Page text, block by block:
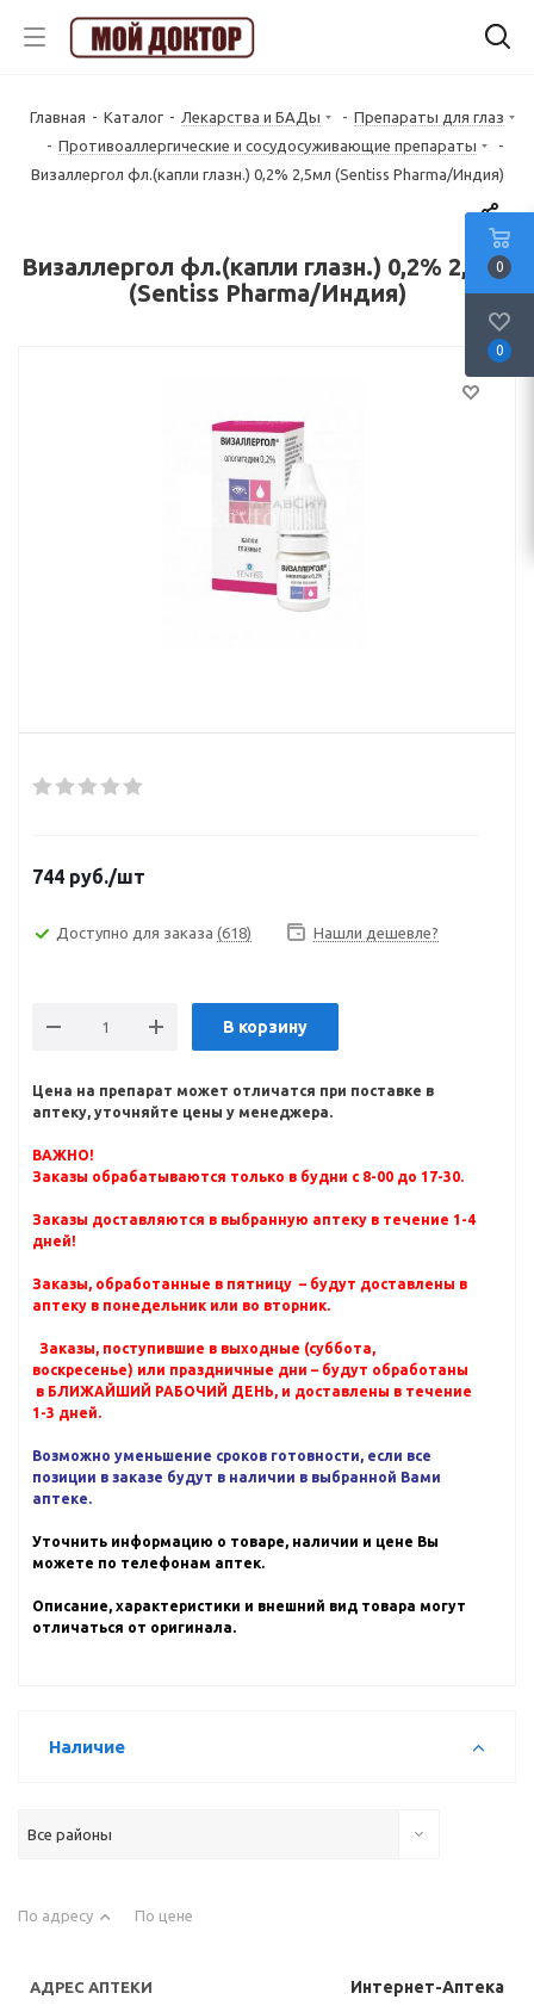
Главная - Каталог - Лекарства и БАДы - Препараты для глаз
- Противоаллергические и сосудосуживающие препараты
-
Визаллергол фл.(капли глазн.) 0,2% 2,5мл (Sentiss Pharma/Индия)
Визаллергол фл.(капли глазн.) 0,2% 2,5мл
(Sentiss Pharma/Индия)
744 руб./шт
Доступно для заказа (618) Нашли дешевле?
В корзину
Цена на препарат может отличатся при поставке в
аптеку, уточняйте цены у менеджера.
ВАЖНО!
Заказы обрабатываются только в будни с 8-00 до 17-30.
Заказы доставляются в выбранную аптеку в течение 1-4
дней!
Заказы, обработанные в пятницу – будут доставлены в
аптеку в понедельник или во вторник.
Заказы, поступившие в выходные (суббота,
воскресенье) или праздничные дни – будут обработаны
в БЛИЖАЙШИЙ РАБОЧИЙ ДЕНЬ, и доставлены в течение
1-3 дней.
Возможно уменьшение сроков готовности, если все
позиции в заказе будут в наличии в выбранной Вами
аптеке.
Уточнить информацию о товаре, наличии и цене Вы
можете по телефонам аптек.
Описание, характеристики и внешний вид товара могут
отличаться от оригинала.
Наличие
Все районы
По адресу По цене
Интернет-Аптека
0
0